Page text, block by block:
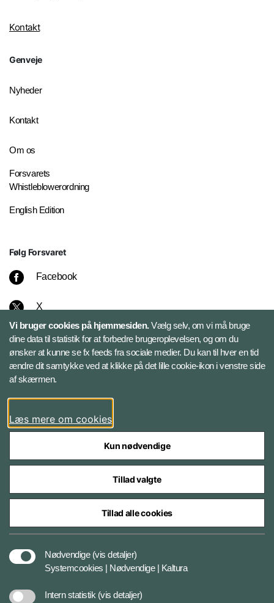
Kontakt
Genveje
Nyheder
Kontakt
Om os
Forsvarets
Whistleblowerordning
English Edition
Følg Forsvaret
Facebook
X
Instagram
Bluesky
LinkedIn
Styrelser og myndigheder under Forsvarsministeriet
Vi bruger cookies på hjemmesiden.Vælg selv, om vi må bruge
dine data til statistik for at forbedre brugeroplevelsen, og om du
ønsker at kunne se fx feeds fra sociale medier. Du kan til hver en tid
ændre dit samtykke ved at klikke på det lille cookie-ikon i venstre side
af skærmen.
Læs mere om cookies
Kun nødvendige
Tillad valgte
Tillad alle cookies
Nødvendige (vis detaljer)
Systemcookies | Nødvendige | Kaltura
Intern statistik (vis detaljer)